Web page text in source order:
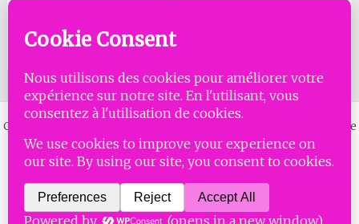
Copyright © 2026
. All rights reserved. Thème
Radiatepar ThemeGrill. Powered byWordPress.